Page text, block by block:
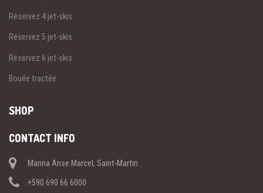
Réservez 4 jet-skis
Réservez 5 jet-skis
Réservez 6 jet-skis
Bouée tractée
SHOP
CONTACT INFO
Marina Anse Marcel, Saint-Martin
+590 690 66 6000